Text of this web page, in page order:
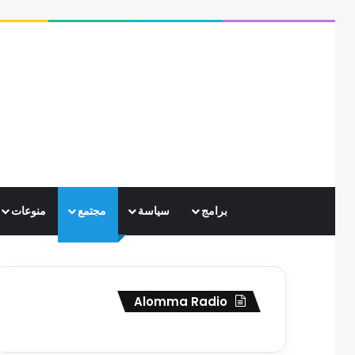
برامج سياسة مجتمع منوعات
Alomma Radio